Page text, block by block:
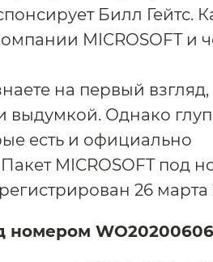
Билл Гейтс.
MICROSOFT и
на первый
выдумкой. Однако
есть и официально
MICROSOFT под
26 марта
номером